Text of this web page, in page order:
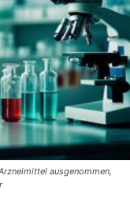
ausgenommen,